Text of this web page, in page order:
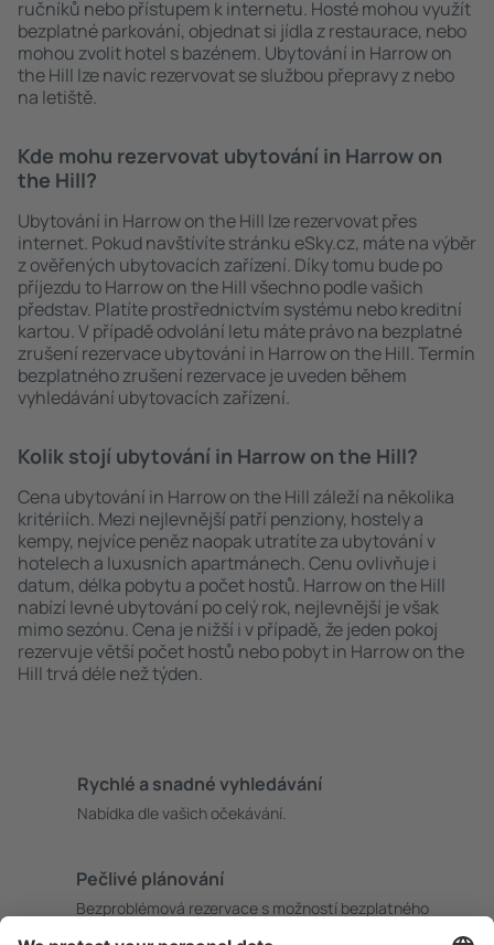
ručníků nebo přístupem k internetu. Hosté mohou využít
bezplatné parkování, objednat si jídla z restaurace, nebo
mohou zvolit hotel s bazénem. Ubytování in Harrow on
the Hill lze navíc rezervovat se službou přepravy z nebo
na letiště.
Kde mohu rezervovat ubytování in Harrow on
the Hill?
Ubytování in Harrow on the Hill lze rezervovat přes
internet. Pokud navštívíte stránku eSky.cz, máte na výběr
z ověřených ubytovacích zařízení. Díky tomu bude po
příjezdu to Harrow on the Hill všechno podle vašich
představ. Platíte prostřednictvím systému nebo kreditní
kartou. V případě odvolání letu máte právo na bezplatné
zrušení rezervace ubytování in Harrow on the Hill. Termín
bezplatného zrušení rezervace je uveden během
vyhledávání ubytovacích zařízení.
Kolik stojí ubytování in Harrow on the Hill?
Cena ubytování in Harrow on the Hill záleží na několika
kritériích. Mezi nejlevnější patří penziony, hostely a
kempy, nejvíce peněz naopak utratíte za ubytování v
hotelech a luxusních apartmánech. Cenu ovlivňuje i
datum, délka pobytu a počet hostů. Harrow on the Hill
nabízí levné ubytování po celý rok, nejlevnější je však
mimo sezónu. Cena je nižší i v případě, že jeden pokoj
rezervuje větší počet hostů nebo pobyt in Harrow on the
Hill trvá déle než týden.
Rychlé a snadné vyhledávání
Nabídka dle vašich očekávání.
Pečlivé plánování
Bezproblémová rezervace s možností bezplatného